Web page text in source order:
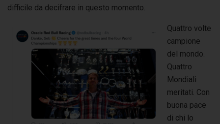
difficile da decifrare in questo momento.
Quattro volte
campione
del mondo.
Quattro
Mondiali
meritati. Con
buona pace
di chi lo